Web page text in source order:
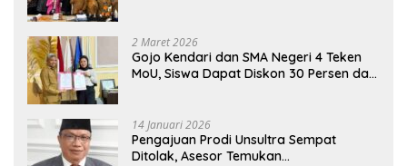
2 Maret 2026
Gojo Kendari dan SMA Negeri 4 Teken
MoU, Siswa Dapat Diskon 30 Persen dan
14 Januari 2026
Pengajuan Prodi Unsultra Sempat
Ditolak, Asesor Temukan